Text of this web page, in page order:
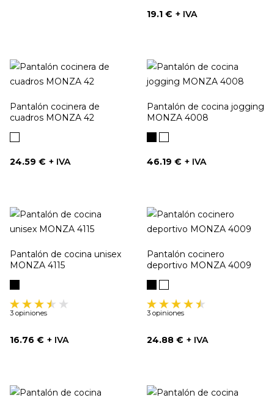
Precio
19.1 € + IVA
Pantalón cocinera de
cuadros MONZA 42
Cuadros
azules
Precio
24.59 € + IVA
Pantalón de cocina jogging
MONZA 4008
Denim
Negro
Denim
Azul
Precio
46.19 € + IVA
Pantalón de cocina unisex
MONZA 4115
3 opiniones
Precio
16.76 € + IVA
Pantalón cocinero
deportivo MONZA 4009
NegroVison
3 opiniones
Precio
24.88 € + IVA